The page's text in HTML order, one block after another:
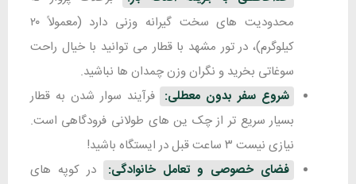
محدودیت های سخت گیرانه وزنی دارد (معمولاً ۲۰
کیلوگرم)، در تور مشهد با قطار می توانید با خیال راحت
سوغاتی بخرید و نگران وزن چمدان ها نباشید.
شروع سفر بدون معطلی: فرآیند سوار شدن به قطار
بسیار سریع تر از چک ین های طولانی فرودگاهی است.
نیازی نیست ۳ ساعت قبل در ایستگاه باشید!
فضای خصوصی و تعامل خانوادگی:
در کوپه های